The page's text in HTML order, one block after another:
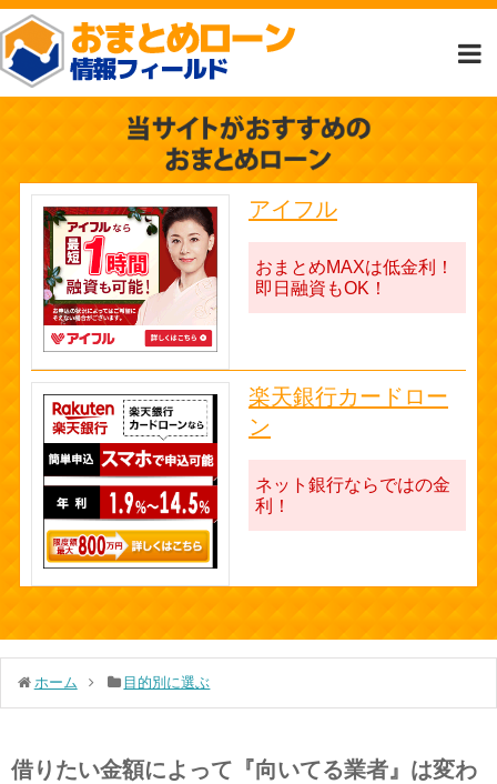
アイフル
おまとめMAXは低金利！
即日融資もOK！
楽天銀行カードロー
ン
ネット銀行ならではの金
利！
ホーム 目的別に選ぶ
借りたい金額によって『向いてる業者』は変わ